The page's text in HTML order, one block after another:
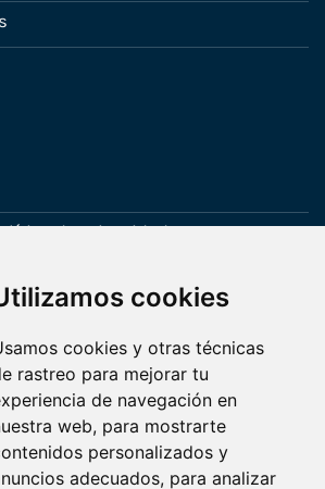
cookies
cookies y otras técnicas
rastreo para mejorar tu
de navegación en
web, para mostrarte
personalizados y
adecuados, para analizar
de privacidade
de cookies